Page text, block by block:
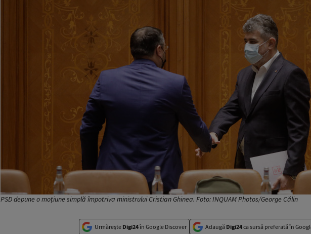
PSD depune o moțiune simplă împotriva ministrului Cristian Ghinea. Foto: INQUAM Photos/George Călin
Urmărește Digi24în Google Discover Adaugă Digi24ca sursă preferată în